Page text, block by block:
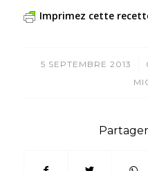
Imprimez cette
5 SEPTEMBRE 2013
/